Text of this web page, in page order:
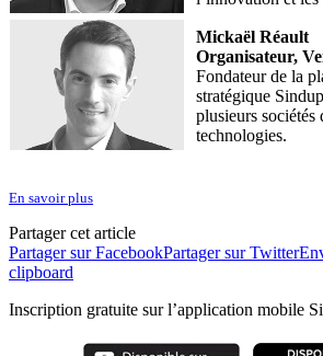
Mickaël Réault
Organisateur,
Fondateur de la
stratégique
plusieurs sociétés
technologies.
En savoir plus
Partager cet article
Partager sur FacebookPartager sur Twitter
clipboard
Inscription gratuite sur l’application mobile